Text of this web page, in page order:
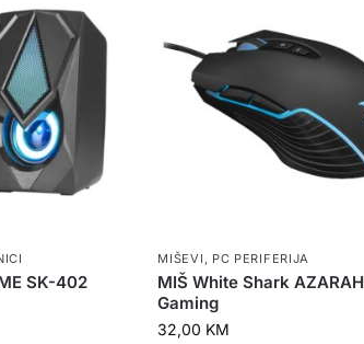
SK-402
MIŠEVI , PC PERIFERIJA
MIŠ White Shark AZARAH
Gaming
32,00 KM